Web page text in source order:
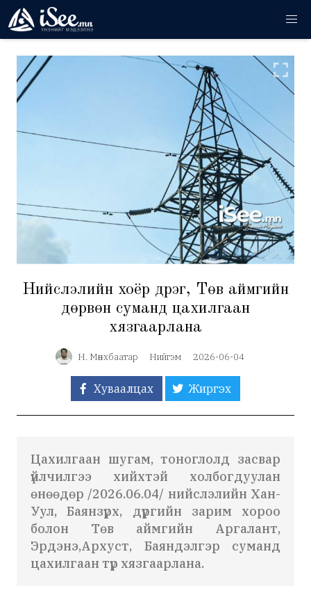
Нийслэлийн хоёр дүүрэг, Төв аймгийн
дөрвөн суманд цахилгаан
хязгаарлана
Н. Мөнхбаатар Нийгэм 2026-06-04
Хуваалцах Жиргэх
Цахилгаан шугам, тоноглолд засвар
үйлчилгээ хийхтэй холбогдуулан
өнөөдөр /2026.06.04/ нийслэлийн Хан-
Уул, Баянзүрх, дүүргийн зарим хороо
болон Төв аймгийн Аргалант,
Эрдэнэ,Архуст, Баяндэлгэр суманд
цахилгаан түр хязгаарлана.